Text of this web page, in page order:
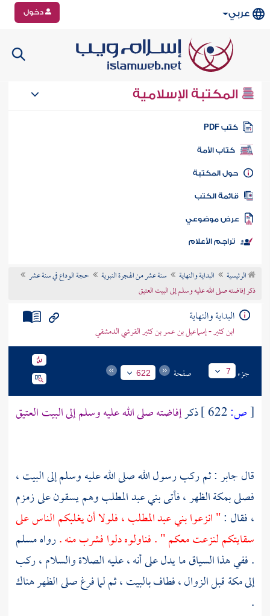
عربي دخول
المكتبة الإسلامية
كتب PDF
كتاب الأمة
المكتبة
الكتب
موضوعي
تراجم الأعلام
الرئيسية البداية والنهاية سنة عشر من الهجرة النبوية
حجة الوداع في سنة عشر
ذكر إفاضته صلى الله عليه وسلم إلى البيت العتيق
البداية والنهاية
ابن كثير - إسماعيل بن عمر بن كثير القرشي الدمشقي
جزء 7 صفحة 622
[ص: ذكرإفاضته صلى الله عليه وسلم إلىالبيتالعتيق
قالجابر: ثم ركب رسول الله صلى الله عليه وسلم إلىالبيت ،
فصلىبمكةالظهر ، فأتىبني عبد المطلبوهم يسقون علىزمزم
،فقال :" انزعوابني عبد المطلب ،فلولا أن يغلبكم الناس على
سقايتكم لنزعت معكم " . فناولوه دلوا فشرب منه .رواهمسلم
. ففي هذا السياق ما يدل على أنه ، عليه الصلاة والسلام ، ركب
إلىمكةقبل الزوال ، فطافبالبيت ،ثم لما فرغ صلى الظهر هناك
.